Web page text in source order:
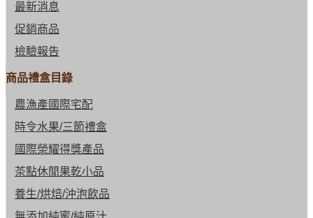
最新消息
促銷商品
檢驗報告
商品禮盒目錄
農漁產國際宅配
時令水果/三節禮盒
國際榮耀得獎產品
茶點休閒果乾小品
養生/烘焙/沖泡飲品